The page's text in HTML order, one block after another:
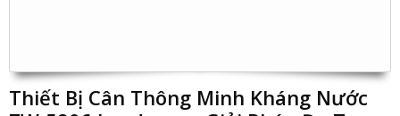
Thiết Bị Cân Thông Minh Kháng Nước